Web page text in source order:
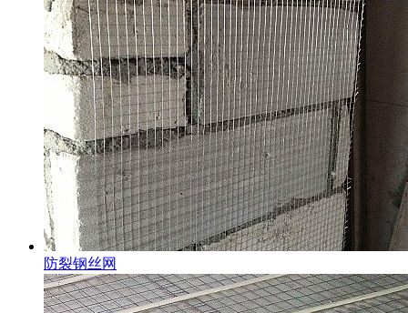
防裂钢丝网